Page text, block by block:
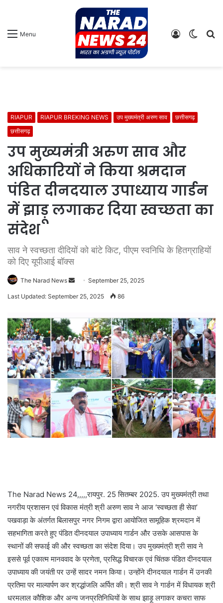
Menu
Switch
Log
RIAPUR RIAPUR BREKING NEWS उप मुख्यमंत्री अरुण साव
छत्तीसगढ़
छत्तीसगढ़
उप मुख्यमंत्री अरुण साव और
अधिकारियों ने किया श्रमदान
पंडित दीनदयाल उपाध्याय गार्डन
में झाड़ू लगाकर दिया स्वच्छता का
संदेश
साव ने स्वच्छता दीदियों को बांटे किट, पीएम स्वनिधि के हितग्राहियों
को दिए यूपीआई बॉक्स
The Narad News
Send September 25, 2025
Last Updated: September 25, 2025 86
The Narad News 24,,,,,रायपुर. 25 सितम्बर 2025. उप मुख्यमंत्री तथा
नगरीय प्रशासन एवं विकास मंत्री श्री अरुण साव ने आज ‘स्वच्छता ही सेवा’
पखवाड़ा के अंतर्गत बिलासपुर नगर निगम द्वारा आयोजित सामूहिक श्रमदान में
सहभागिता करते हुए पंडित दीनदयाल उपाध्याय गार्डन और उसके आसपास के
स्थानों की सफाई की और स्वच्छता का संदेश दिया। उप मुख्यमंत्री श्री साव ने
इससे पूर्व एकात्म मानववाद के प्रणेता, प्रसिद्ध विचारक एवं चिंतक पंडित दीनदयाल
उपाध्याय की जयंती पर उन्हें सादर नमन किया। उन्होंने दीनदयाल गार्डन में उनकी
प्रतिमा पर माल्यार्पण कर श्रद्धांजलि अर्पित की। श्री साव ने गार्डन में विधायक श्री
धरमलाल कौशिक और अन्य जनप्रतिनिधियों के साथ झाड़ू लगाकर कचरा साफ